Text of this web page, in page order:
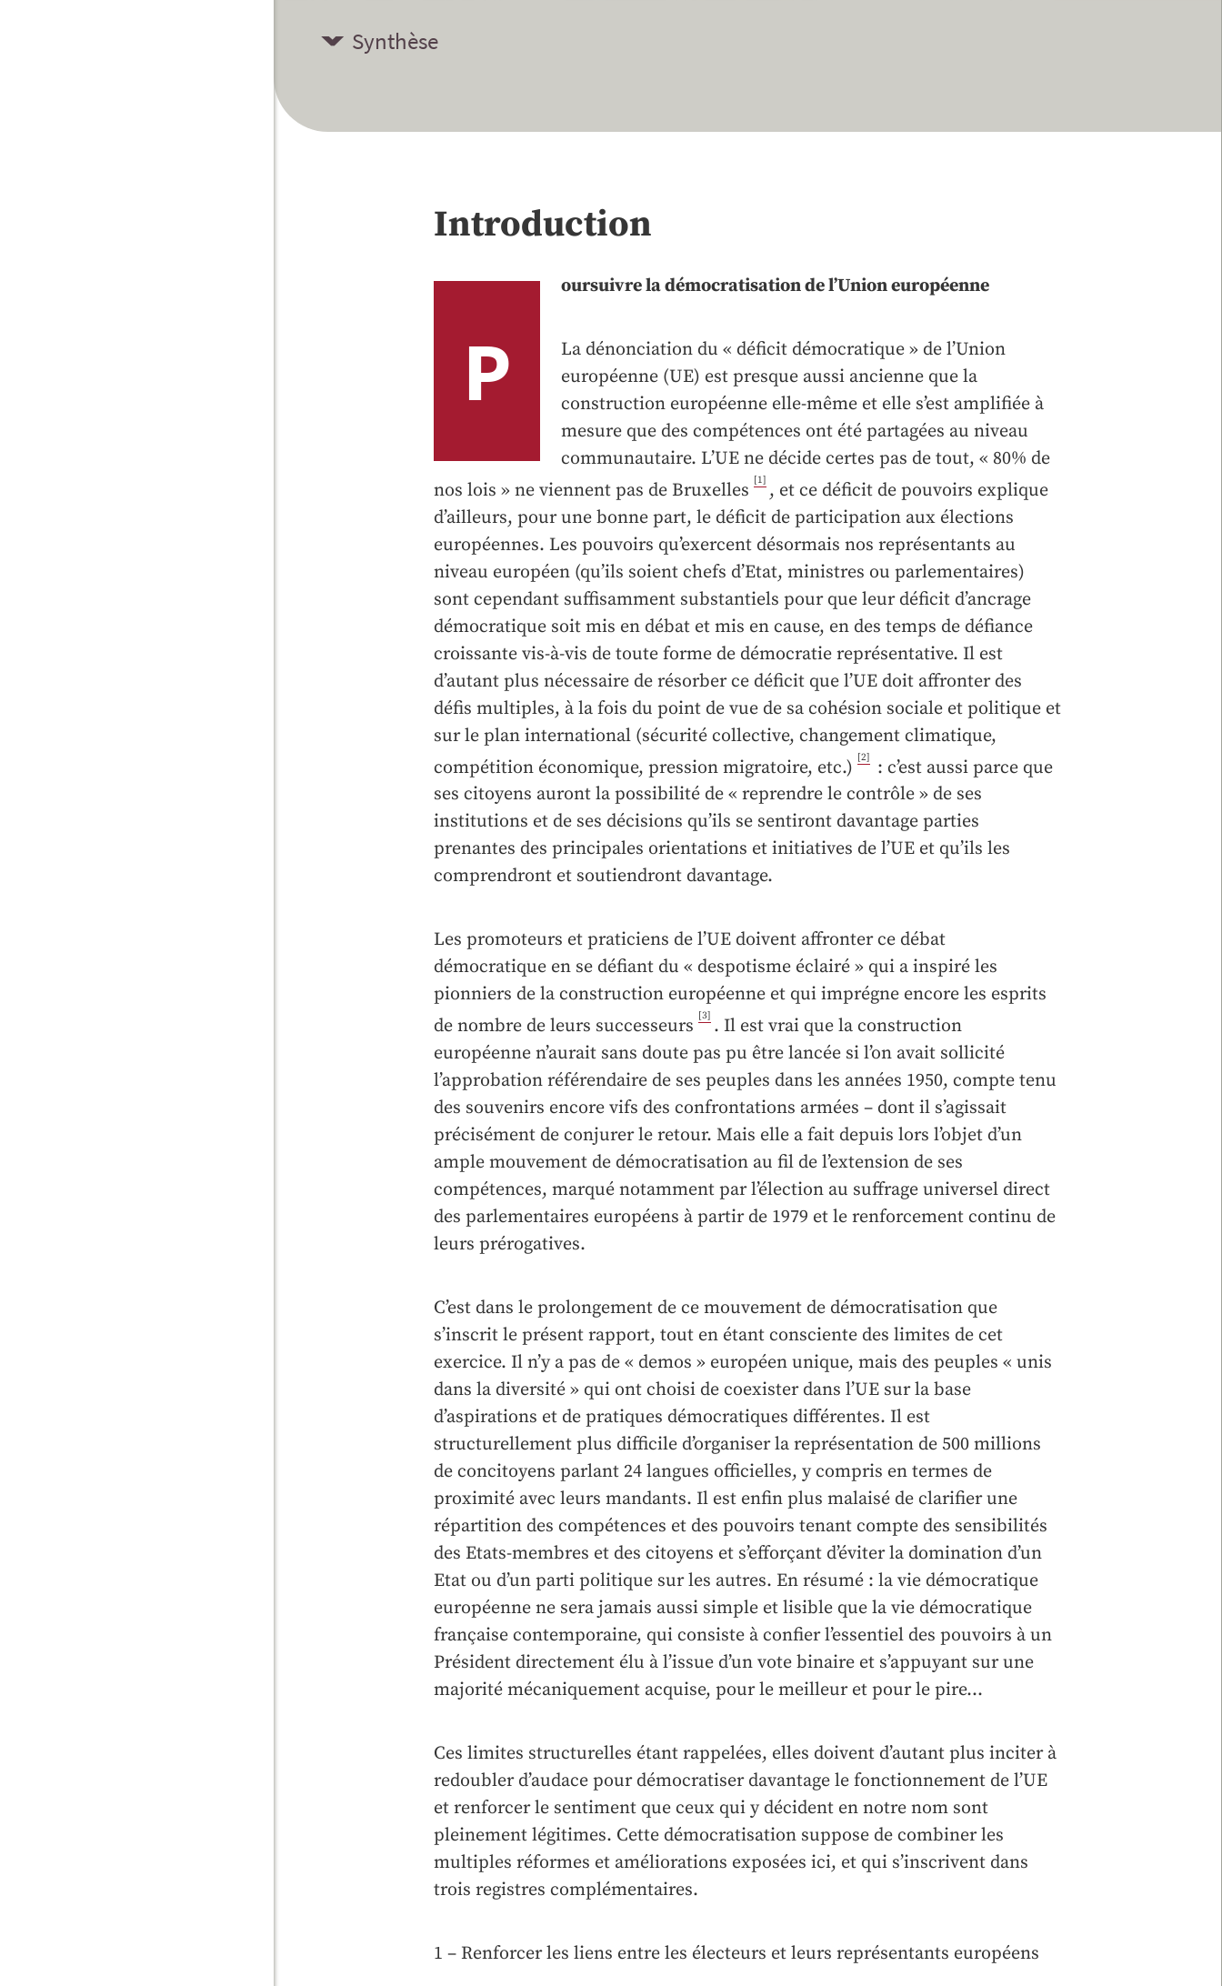
Synthèse
Introduction
P
oursuivre la démocratisation de l’Union européenne
La dénonciation du « déficit démocratique » de l’Union
européenne (UE) est presque aussi ancienne que la
construction européenne elle-même et elle s’est amplifiée à
mesure que des compétences ont été partagées au niveau
communautaire. L’UE ne décide certes pas de tout, « 80% de
nos lois » ne viennent pas de Bruxelles [1] , et ce déficit de pouvoirs explique
d’ailleurs, pour une bonne part, le déficit de participation aux élections
européennes. Les pouvoirs qu’exercent désormais nos représentants au
niveau européen (qu’ils soient chefs d’Etat, ministres ou parlementaires)
sont cependant suffisamment substantiels pour que leur déficit d’ancrage
démocratique soit mis en débat et mis en cause, en des temps de défiance
croissante vis-à-vis de toute forme de démocratie représentative. Il est
d’autant plus nécessaire de résorber ce déficit que l’UE doit affronter des
défis multiples, à la fois du point de vue de sa cohésion sociale et politique et
sur le plan international (sécurité collective, changement climatique,
compétition économique, pression migratoire, etc.) [2]
: c’est aussi parce que
ses citoyens auront la possibilité de « reprendre le contrôle » de ses
institutions et de ses décisions qu’ils se sentiront davantage parties
prenantes des principales orientations et initiatives de l’UE et qu’ils les
comprendront et soutiendront davantage.
Les promoteurs et praticiens de l’UE doivent affronter ce débat
démocratique en se défiant du « despotisme éclairé » qui a inspiré les
pionniers de la construction européenne et qui imprégne encore les esprits
de nombre de leurs successeurs [3] . Il est vrai que la construction
européenne n’aurait sans doute pas pu être lancée si l’on avait sollicité
l’approbation référendaire de ses peuples dans les années 1950, compte tenu
des souvenirs encore vifs des confrontations armées – dont il s’agissait
précisément de conjurer le retour. Mais elle a fait depuis lors l’objet d’un
ample mouvement de démocratisation au fil de l’extension de ses
compétences, marqué notamment par l’élection au suffrage universel direct
des parlementaires européens à partir de 1979 et le renforcement continu de
leurs prérogatives.
C’est dans le prolongement de ce mouvement de démocratisation que
s’inscrit le présent rapport, tout en étant consciente des limites de cet
exercice. Il n’y a pas de « demos » européen unique, mais des peuples « unis
dans la diversité » qui ont choisi de coexister dans l’UE sur la base
d’aspirations et de pratiques démocratiques différentes. Il est
structurellement plus difficile d’organiser la représentation de 500 millions
de concitoyens parlant 24 langues officielles, y compris en termes de
proximité avec leurs mandants. Il est enfin plus malaisé de clarifier une
répartition des compétences et des pouvoirs tenant compte des sensibilités
des Etats-membres et des citoyens et s’efforçant d’éviter la domination d’un
Etat ou d’un parti politique sur les autres. En résumé : la vie démocratique
européenne ne sera jamais aussi simple et lisible que la vie démocratique
française contemporaine, qui consiste à confier l’essentiel des pouvoirs à un
Président directement élu à l’issue d’un vote binaire et s’appuyant sur une
majorité mécaniquement acquise, pour le meilleur et pour le pire…
Ces limites structurelles étant rappelées, elles doivent d’autant plus inciter à
redoubler d’audace pour démocratiser davantage le fonctionnement de l’UE
et renforcer le sentiment que ceux qui y décident en notre nom sont
pleinement légitimes. Cette démocratisation suppose de combiner les
multiples réformes et améliorations exposées ici, et qui s’inscrivent dans
trois registres complémentaires.
1 – Renforcer les liens entre les électeurs et leurs représentants européens